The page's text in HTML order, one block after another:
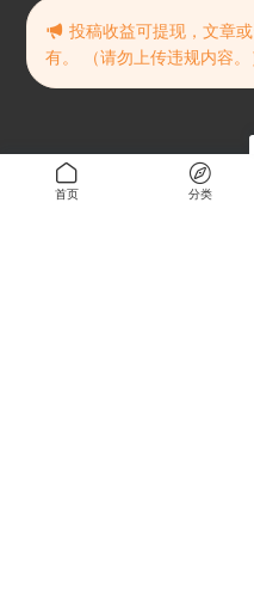
首页 分类
投稿收益可提现，文章
有。 （请勿上传违规内容。